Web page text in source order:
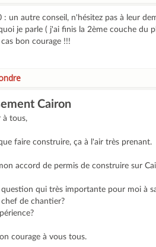
: un autre conseil, n'hésitez pas à leur
je parle ( j'ai finis la 2ème couche du
bon courage !!!
Cairon
à tous,
faire construire, ça à l'air très prenant.
accord de permis de construire sur
question qui très importante pour moi à
de chantier?
courage à vous tous.